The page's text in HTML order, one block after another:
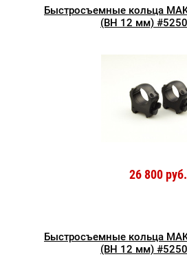
Быстросъемные кольца
(BH 12 мм)
26 800 руб.
Быстросъемные кольца
(BH 12 мм)